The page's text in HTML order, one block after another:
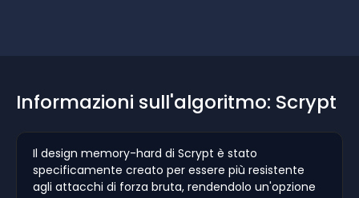
Informazioni sull'algoritmo: Scrypt
Il design memory-hard di Scrypt è stato
specificamente creato per essere più resistente
agli attacchi di forza bruta, rendendolo un'opzione